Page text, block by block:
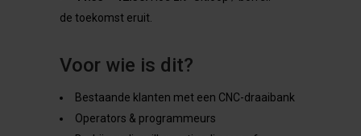
de toekomst eruit.
Voor wie is dit?
Bestaande klanten met een CNC-draaibank
Operators & programmeurs